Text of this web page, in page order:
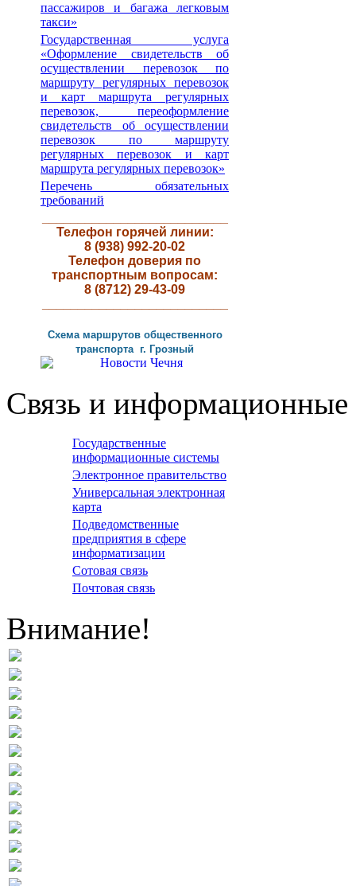
пассажиров и багажа легковым
такси»
Государственная услуга
«Оформление свидетельств об
осуществлении перевозок по
маршруту регулярных перевозок
и карт маршрута регулярных
перевозок, переоформление
свидетельств об осуществлении
перевозок по маршруту
регулярных перевозок и карт
маршрута регулярных перевозок»
Перечень обязательных
требований
Телефон горячей линии:
8 (938) 992-20-02
Телефон доверия по
транспортным вопросам:
8 (8712) 29-43-09
Схема маршрутов общественного
транспорта г. Грозный
Связь и информационные
Государственные
информационные системы
Электронное правительство
Универсальная электронная
карта
Подведомственные
предприятия в сфере
информатизации
Сотовая связь
Почтовая связь
Внимание!